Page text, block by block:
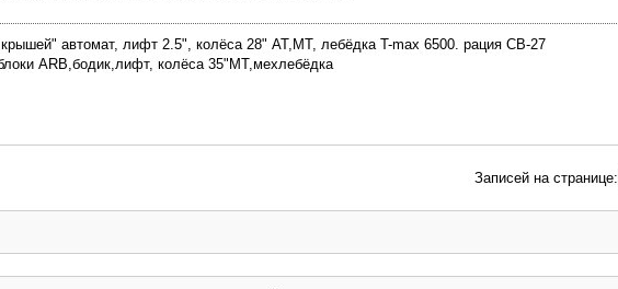
автомат, лифт 2.5", колёса 28" АТ,МТ, лебёдка T-max 6500. рация CB-27
ARB,бодик,лифт, колёса 35"МТ,мехлебёдка
Записей на странице: